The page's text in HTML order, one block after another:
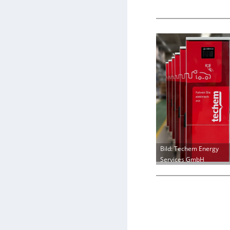
Bild: Techem Energy
Services GmbH